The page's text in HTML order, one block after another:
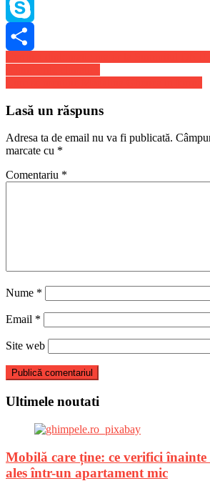
WhatsApp
Skype
Share
Navigare
în
Lasă un răspuns
Adresa ta de email nu va fi publicată.
marcate cu *
Comentariu *
Nume *
Email *
Site web
Ultimele noutati
Mobilă care ține: ce verifici înainte
ales într-un apartament mic